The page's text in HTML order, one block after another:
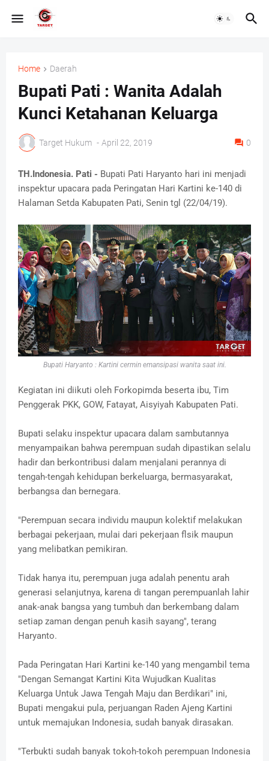
Home Daerah
Bupati Pati : Wanita Adalah
Kunci Ketahanan Keluarga
Target Hukum - April 22, 2019 0
TH.Indonesia. Pati - Bupati Pati Haryanto hari ini menjadi
inspektur upacara pada Peringatan Hari Kartini ke-140 di
Halaman Setda Kabupaten Pati, Senin tgl (22/04/19).
Bupati Haryanto : Kartini cermin emansipasi wanita saat ini.
Kegiatan ini diikuti oleh Forkopimda beserta ibu, Tim
Penggerak PKK, GOW, Fatayat, Aisyiyah Kabupaten Pati.
Bupati selaku inspektur upacara dalam sambutannya
menyampaikan bahwa perempuan sudah dipastikan selalu
hadir dan berkontribusi dalam menjalani perannya di
tengah-tengah kehidupan berkeluarga, bermasyarakat,
berbangsa dan bernegara.
"Perempuan secara individu maupun kolektif melakukan
berbagai pekerjaan, mulai dari pekerjaan flsik maupun
yang melibatkan pemikiran.
Tidak hanya itu, perempuan juga adalah penentu arah
generasi selanjutnya, karena di tangan perempuanlah lahir
anak-anak bangsa yang tumbuh dan berkembang dalam
setiap zaman dengan penuh kasih sayang", terang
Haryanto.
Pada Peringatan Hari Kartini ke-140 yang mengambil tema
"Dengan Semangat Kartini Kita Wujudkan Kualitas
Keluarga Untuk Jawa Tengah Maju dan Berdikari" ini,
Bupati mengakui pula, perjuangan Raden Ajeng Kartini
untuk memajukan Indonesia, sudah banyak dirasakan.
"Terbukti sudah banyak tokoh-tokoh perempuan Indonesia